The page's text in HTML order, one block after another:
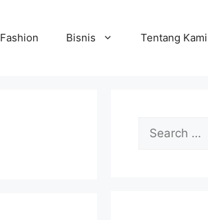
Fashion Bisnis Tentang Kami
Search
for: